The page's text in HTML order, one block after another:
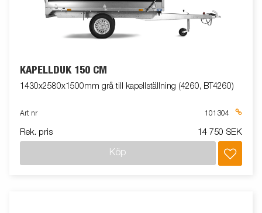
KAPELLDUK 150 CM
1430x2580x1500mm grå till kapellställning (4260, BT4260)
Art nr 101304
Rek. pris 14 750 SEK
Köp